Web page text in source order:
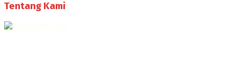
Tentang Kami